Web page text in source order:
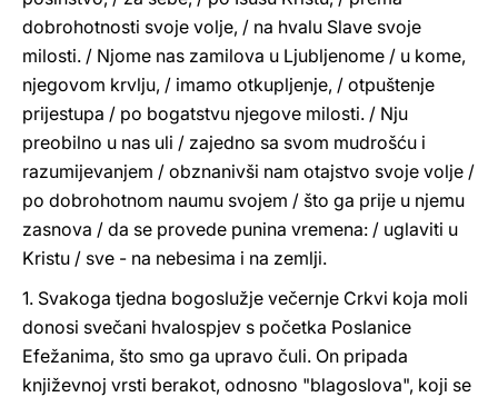
dobrohotnosti svoje volje, / na hvalu Slave svoje
milosti. / Njome nas zamilova u Ljubljenome / u kome,
njegovom krvlju, / imamo otkupljenje, / otpuštenje
prijestupa / po bogatstvu njegove milosti. / Nju
preobilno u nas uli / zajedno sa svom mudrošću i
razumijevanjem / obznanivši nam otajstvo svoje volje /
po dobrohotnom naumu svojem / što ga prije u njemu
zasnova / da se provede punina vremena: / uglaviti u
Kristu / sve - na nebesima i na zemlji.
1. Svakoga tjedna bogoslužje večernje Crkvi koja moli
donosi svečani hvalospjev s početka Poslanice
Efežanima, što smo ga upravo čuli. On pripada
književnoj vrsti berakot, odnosno "blagoslova", koji se